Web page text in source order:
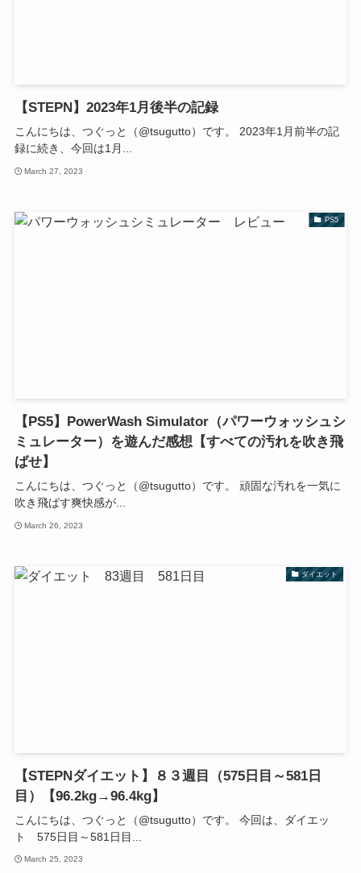
【STEPN】2023年1月後半の記録
こんにちは、つぐっと（@tsugutto）です。 2023年1月前半の記
録に続き、今回は1月...
March 27, 2023
PS5
【PS5】PowerWash Simulator（パワーウォッシュシ
ミュレーター）を遊んだ感想【すべての汚れを吹き飛
ばせ】
こんにちは、つぐっと（@tsugutto）です。 頑固な汚れを一気に
吹き飛ばす爽快感が...
March 26, 2023
ダイエット
【STEPNダイエット】８３週目（575日目～581日
目）【96.2kg→96.4kg】
こんにちは、つぐっと（@tsugutto）です。 今回は、ダイエッ
ト 575日目～581日目...
March 25, 2023